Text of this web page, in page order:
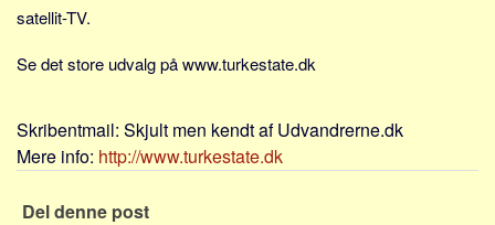
Grækenland
USA
Nøgleord
Bolig
Job
satellit-TV.
Se det store udvalg på www.turkestate.dk
Skribentmail: Skjult men kendt af Udvandrerne.dk
Mere info: http://www.turkestate.dk
Del denne post